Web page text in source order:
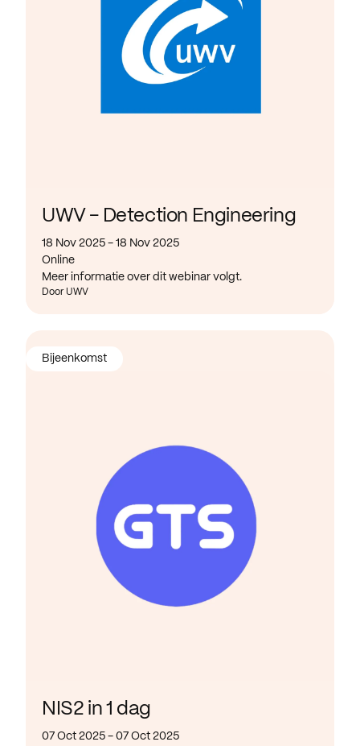
UWV - Detection Engineering
18 Nov 2025 - 18 Nov 2025
Online
Meer informatie over dit webinar volgt.
Door UWV
NIS2 in 1 dag
07 Oct 2025 - 07 Oct 2025
Bijeenkomst